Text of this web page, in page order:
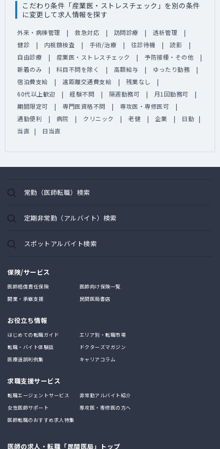
こだわり条件「産業医・ストレスチェック」を別の条件
に変更して求人情報を探す
外来・病棟管理 救急対応 訪問診療
透析管理
健診
内視鏡検査 手術/治療 往診待機
読影
自由診療
産業医・ストレスチェック
予防接種・その他
新着のみ
科目不問を除く 高額給与
ゆったり勤務
宿泊費支給
遠距離交通費支給
残業なし
60代以上歓迎
経験不問 隔週勤務可
月1回勤務可
期間限定可
専門医資格不問
専攻医・専修医可
通勤便利
病院 クリニック 老健 企業
日勤
当直
日当直
常勤（医師転職）検索
定期非常勤（アルバイト）検索
スポットアルバイト検索
保険/サービス
医師賠償責任保険
医師向け保険一覧
開業・承継支援
民間医局書店
お役立ち情報
はじめての転職ガイド
エリア別・転職市場
転職・バイト体験談
ドクターズマガジン
医療過誤判例集
キャリアコラム
求職支援サービス
転職エージェントサービス
非常勤アルバイト紹介
女性医師サポート
専攻医・専修医の方へ
医師転職のおすすめ求人特集
医師の求人・転職「民間医局」トップ